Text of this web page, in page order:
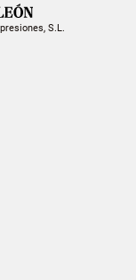
S.L.